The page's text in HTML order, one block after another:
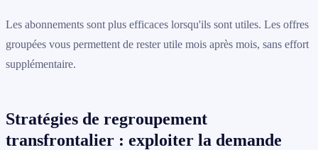
Les abonnements sont plus efficaces lorsqu'ils sont utiles. Les offres
groupées vous permettent de rester utile mois après mois, sans effort
supplémentaire.
Stratégies de regroupement
transfrontalier : exploiter la demande